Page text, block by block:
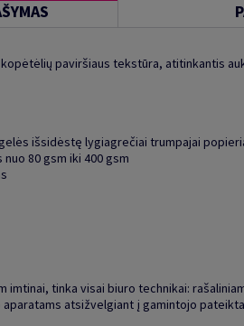
paviršiaus tekstūra, atitinkantis
išsidėstę lygiagrečiai trumpajai
80 gsm iki 400 gsm
imtinai, tinka visai biuro technikai:
atsižvelgiant į gamintojo